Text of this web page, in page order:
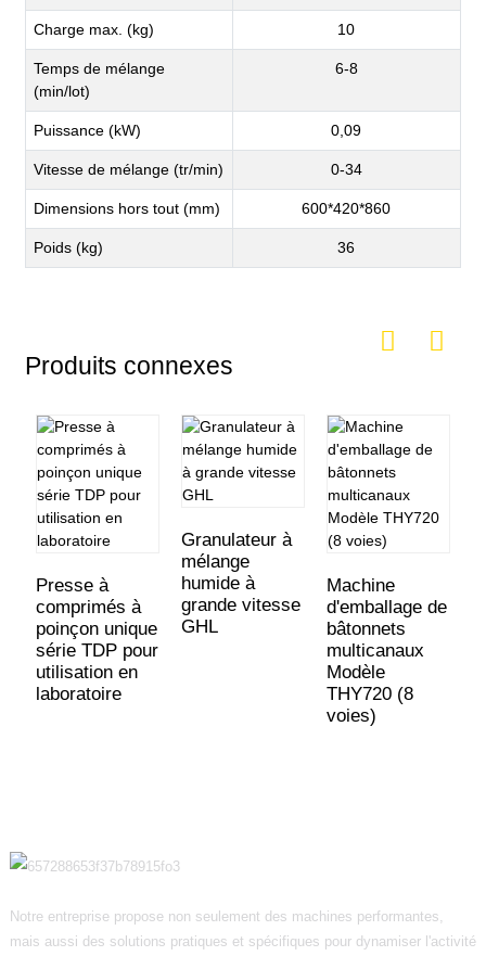
Charge max. (kg) 10
Temps de mélange
(min/lot)
6-8
Puissance (kW) 0,09
Vitesse de mélange (tr/min) 0-34
Dimensions hors tout (mm) 600*420*860
Poids (kg) 36
Produits connexes
Presse à
comprimés à
poinçon unique
série TDP pour
utilisation en
laboratoire
Granulateur à
mélange
humide à
grande vitesse
GHL
Machine
d'emballage de
bâtonnets
multicanaux
Modèle
THY720 (8
voies)
Notre entreprise propose non seulement des machines performantes,
mais aussi des solutions pratiques et spécifiques pour dynamiser l'activité